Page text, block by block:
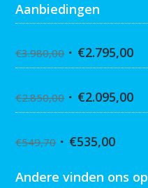
Aanbiedingen
€3.980,00 €2.795,00
€2.850,00 €2.095,00
€549,70 €535,00
Andere vinden ons op